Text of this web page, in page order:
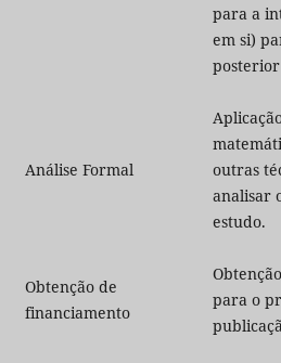
para a
em si)
Análise Formal
outras
analisar
estudo.
Obtenção de
financiamento
para o